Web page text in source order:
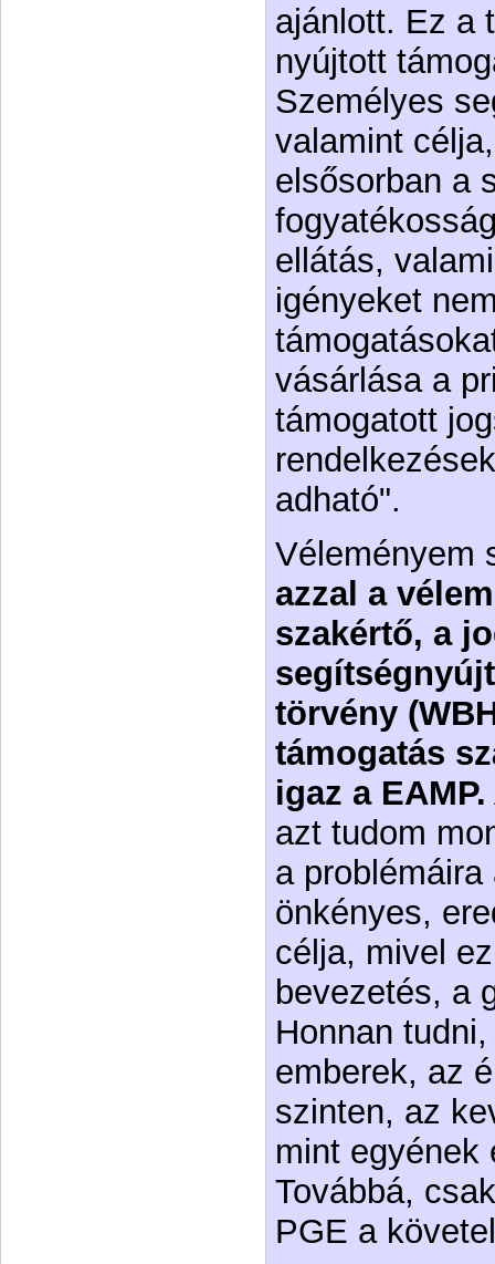
ajánlott. Ez a
nyújtott
Személyes
valamint
elsősorban a
ellátás,
igényeket
vásárlása a
támogatott
adható".
Véleményem
azzal a
szakértő, a
törvény
támogatás
igaz a EAMP.
azt tudom
a
önkényes,
célja, mivel
bevezetés, a
Honnan
emberek, az
szinten, az
mint egyének
Továbbá,
PGE a